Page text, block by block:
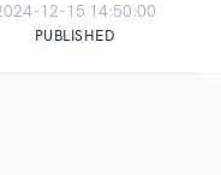
12-15 14:50:00
PUBLISHED